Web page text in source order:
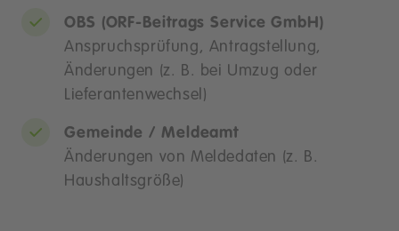
OBS (ORF-Beitrags Service GmbH)
Anspruchsprüfung, Antragstellung,
Änderungen (z. B. bei Umzug oder
Lieferantenwechsel)
Gemeinde / Meldeamt
Änderungen von Meldedaten (z. B.
Haushaltsgröße)